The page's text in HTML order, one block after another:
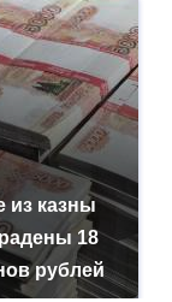
из казны
18
рублей